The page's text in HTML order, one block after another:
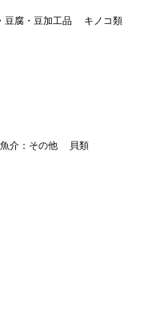
豆腐・豆加工品
キノコ類
魚介：その他 貝類